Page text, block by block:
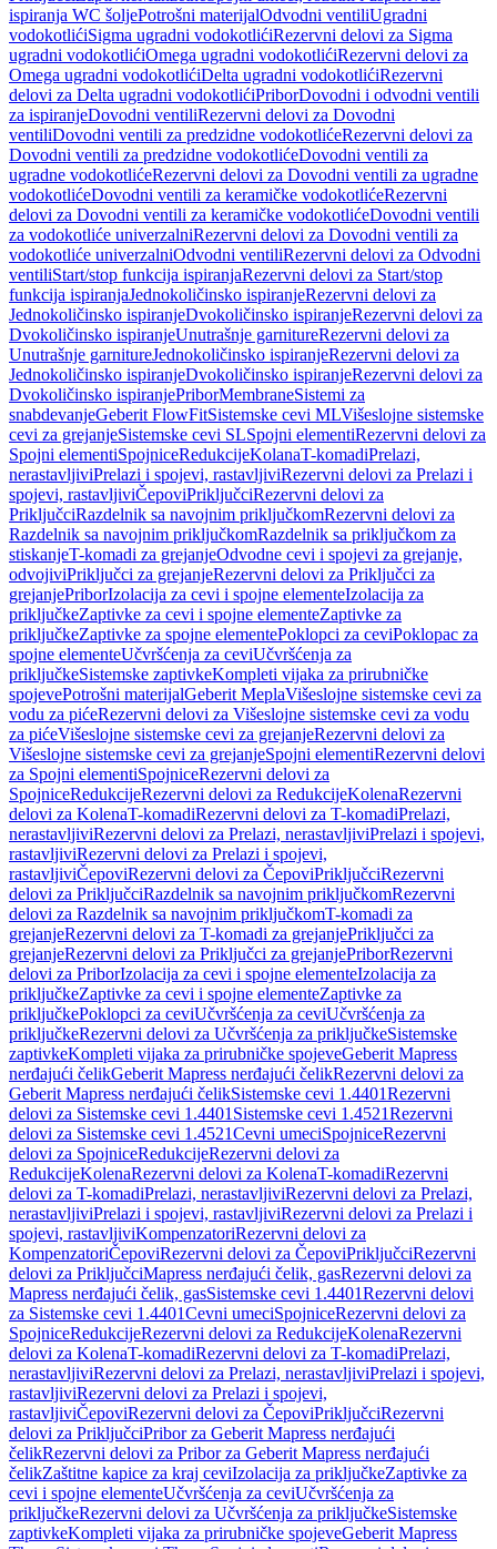
ispiranja WC šoljePotrošni materijalOdvodni ventiliUgradni
vodokotlićiSigma ugradni vodokotlićiRezervni delovi za Sigma
ugradni vodokotlićiOmega ugradni vodokotlićiRezervni delovi za
Omega ugradni vodokotlićiDelta ugradni vodokotlićiRezervni
delovi za Delta ugradni vodokotlićiPriborDovodni i odvodni ventili
za ispiranjeDovodni ventiliRezervni delovi za Dovodni
ventiliDovodni ventili za predzidne vodokotlićeRezervni delovi za
Dovodni ventili za predzidne vodokotlićeDovodni ventili za
ugradne vodokotlićeRezervni delovi za Dovodni ventili za ugradne
vodokotlićeDovodni ventili za keramičke vodokotlićeRezervni
delovi za Dovodni ventili za keramičke vodokotlićeDovodni ventili
za vodokotliće univerzalniRezervni delovi za Dovodni ventili za
vodokotliće univerzalniOdvodni ventiliRezervni delovi za Odvodni
ventiliStart/stop funkcija ispiranjaRezervni delovi za Start/stop
funkcija ispiranjaJednokoličinsko ispiranjeRezervni delovi za
Jednokoličinsko ispiranjeDvokoličinsko ispiranjeRezervni delovi za
Dvokoličinsko ispiranjeUnutrašnje garnitureRezervni delovi za
Unutrašnje garnitureJednokoličinsko ispiranjeRezervni delovi za
Jednokoličinsko ispiranjeDvokoličinsko ispiranjeRezervni delovi za
Dvokoličinsko ispiranjePriborMembraneSistemi za
snabdevanjeGeberit FlowFitSistemske cevi MLVišeslojne sistemske
cevi za grejanjeSistemske cevi SLSpojni elementiRezervni delovi za
Spojni elementiSpojniceRedukcijeKolanaT-komadiPrelazi,
nerastavljiviPrelazi i spojevi, rastavljiviRezervni delovi za Prelazi i
spojevi, rastavljiviČepoviPriključciRezervni delovi za
PriključciRazdelnik sa navojnim priključkomRezervni delovi za
Razdelnik sa navojnim priključkomRazdelnik sa priključkom za
stiskanjeT-komadi za grejanjeOdvodne cevi i spojevi za grejanje,
odvojiviPriključci za grejanjeRezervni delovi za Priključci za
grejanjePriborIzolacija za cevi i spojne elementeIzolacija za
priključkeZaptivke za cevi i spojne elementeZaptivke za
priključkeZaptivke za spojne elementePoklopci za ceviPoklopac za
spojne elementeUčvršćenja za ceviUčvršćenja za
priključkeSistemske zaptivkeKompleti vijaka za prirubničke
spojevePotrošni materijalGeberit MeplaVišeslojne sistemske cevi za
vodu za pićeRezervni delovi za Višeslojne sistemske cevi za vodu
za pićeVišeslojne sistemske cevi za grejanjeRezervni delovi za
Višeslojne sistemske cevi za grejanjeSpojni elementiRezervni delovi
za Spojni elementiSpojniceRezervni delovi za
SpojniceRedukcijeRezervni delovi za RedukcijeKolenaRezervni
delovi za KolenaT-komadiRezervni delovi za T-komadiPrelazi,
nerastavljiviRezervni delovi za Prelazi, nerastavljiviPrelazi i spojevi,
rastavljiviRezervni delovi za Prelazi i spojevi,
rastavljiviČepoviRezervni delovi za ČepoviPriključciRezervni
delovi za PriključciRazdelnik sa navojnim priključkomRezervni
delovi za Razdelnik sa navojnim priključkomT-komadi za
grejanjeRezervni delovi za T-komadi za grejanjePriključci za
grejanjeRezervni delovi za Priključci za grejanjePriborRezervni
delovi za PriborIzolacija za cevi i spojne elementeIzolacija za
priključkeZaptivke za cevi i spojne elementeZaptivke za
priključkePoklopci za ceviUčvršćenja za ceviUčvršćenja za
priključkeRezervni delovi za Učvršćenja za priključkeSistemske
zaptivkeKompleti vijaka za prirubničke spojeveGeberit Mapress
nerđajući čelikGeberit Mapress nerđajući čelikRezervni delovi za
Geberit Mapress nerđajući čelikSistemske cevi 1.4401Rezervni
delovi za Sistemske cevi 1.4401 Sistemske cevi 1.4521Rezervni
delovi za Sistemske cevi 1.4521Cevni umeciSpojniceRezervni
delovi za SpojniceRedukcijeRezervni delovi za
RedukcijeKolenaRezervni delovi za KolenaT-komadiRezervni
delovi za T-komadiPrelazi, nerastavljiviRezervni delovi za Prelazi,
nerastavljiviPrelazi i spojevi, rastavljiviRezervni delovi za Prelazi i
spojevi, rastavljiviKompenzatoriRezervni delovi za
KompenzatoriČepoviRezervni delovi za ČepoviPriključciRezervni
delovi za PriključciMapress nerđajući čelik, gasRezervni delovi za
Mapress nerđajući čelik, gasSistemske cevi 1.4401Rezervni delovi
za Sistemske cevi 1.4401Cevni umeciSpojniceRezervni delovi za
SpojniceRedukcijeRezervni delovi za RedukcijeKolenaRezervni
delovi za KolenaT-komadiRezervni delovi za T-komadiPrelazi,
nerastavljiviRezervni delovi za Prelazi, nerastavljiviPrelazi i spojevi,
rastavljiviRezervni delovi za Prelazi i spojevi,
rastavljiviČepoviRezervni delovi za ČepoviPriključciRezervni
delovi za PriključciPribor za Geberit Mapress nerđajući
čelikRezervni delovi za Pribor za Geberit Mapress nerđajući
čelikZaštitne kapice za kraj ceviIzolacija za priključkeZaptivke za
cevi i spojne elementeUčvršćenja za ceviUčvršćenja za
priključkeRezervni delovi za Učvršćenja za priključkeSistemske
zaptivkeKompleti vijaka za prirubničke spojeveGeberit Mapress